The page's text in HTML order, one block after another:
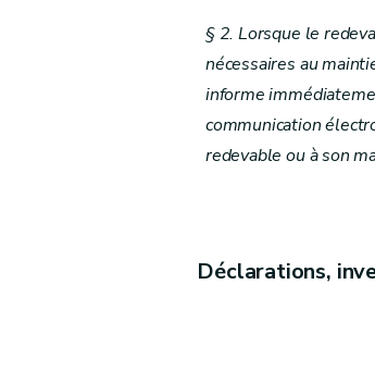
Art. 34 bis
Art. 35
35bis
35ter
35quater
35 octies
§ 2. Lorsque le
nécessaires au
informe
communication
redevable ou à son
Déclarations,